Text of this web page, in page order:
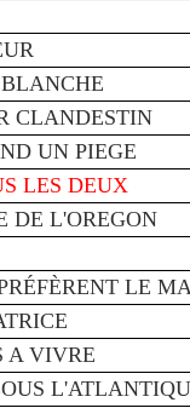
CLANDESTIN
UN PIEGE
LES DEUX
DE L'OREGON
LE
A VIVRE